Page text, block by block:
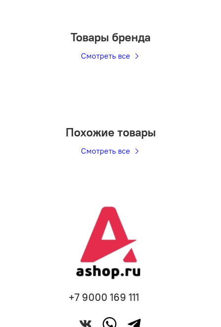
Товары бренда
Смотреть все
Похожие товары
Смотреть все
+7 9000 169 111